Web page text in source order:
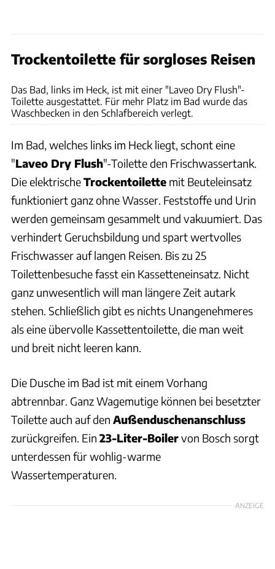
Trockentoilette für sorgloses Reisen
Hersteller-Webseite
Das Bad, links im Heck, ist mit einer "Laveo Dry Flush"-
Toilette ausgestattet. Für mehr Platz im Bad wurde das
Waschbecken in den Schlafbereich verlegt.
Im Bad, welches links im Heck liegt, schont eine
"Laveo Dry Flush"-Toilette den Frischwassertank.
Die elektrischeTrockentoilette mit Beuteleinsatz
funktioniert ganz ohne Wasser. Feststoffe und Urin
werden gemeinsam gesammelt und vakuumiert. Das
verhindert Geruchsbildung und spart wertvolles
Frischwasser auf langen Reisen. Bis zu 25
Toilettenbesuche fasst ein Kassetteneinsatz. Nicht
ganz unwesentlich will man längere Zeit autark
stehen. Schließlich gibt es nichts Unangenehmeres
als eine übervolle Kassettentoilette, die man weit
und breit nicht leeren kann.
Die Dusche im Bad ist mit einem Vorhang
abtrennbar. Ganz Wagemutige können bei besetzter
Toilette auch auf den Außenduschenanschluss
zurückgreifen. Ein 23-Liter-Boilervon Bosch sorgt
unterdessen für wohlig-warme
Wassertemperaturen.
ANZEIGE